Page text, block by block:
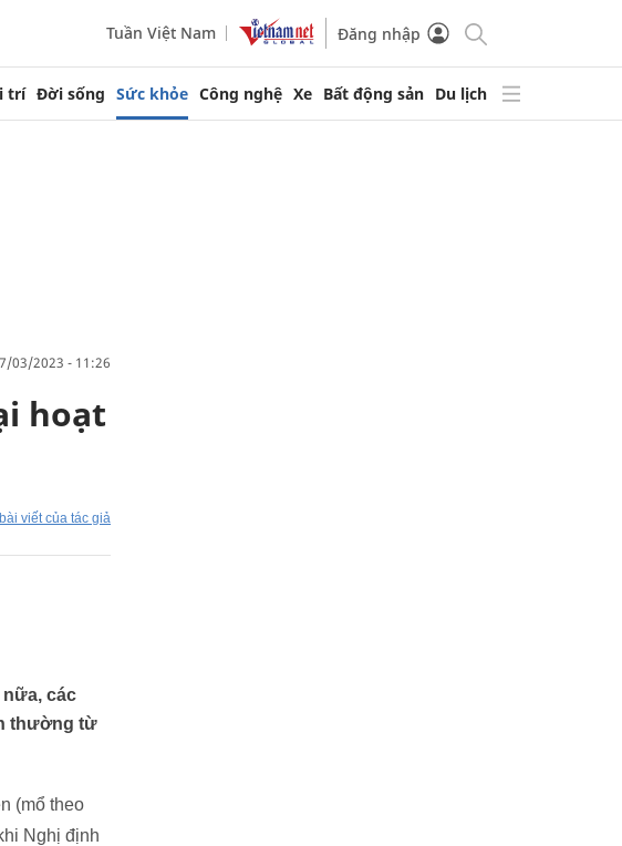
Tuần Việt Nam Đăng nhập
trí Đời sống Sức khỏe Công nghệ Xe Bất động sản Du lịch
03/2023 - 11:26
hoạt
viết của tác giả
nữa, các
thường từ
(mổ theo
Nghị định